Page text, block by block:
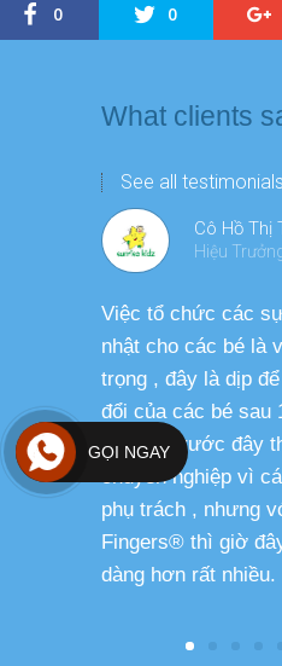
0 0
What clients
See all testimonials
Cô Hồ Thị
Hiệu
Việc tổ chức các
nhật cho các bé là
trọng , đây là dịp
đổi của các bé sau
sự kiện trước đây
chuyên nghiệp vì
phụ trách , nhưng
Fingers® thì giờ
dàng hơn rất nhiều.
GỌI NGAY